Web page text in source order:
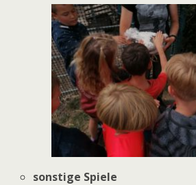
sonstige Spiele